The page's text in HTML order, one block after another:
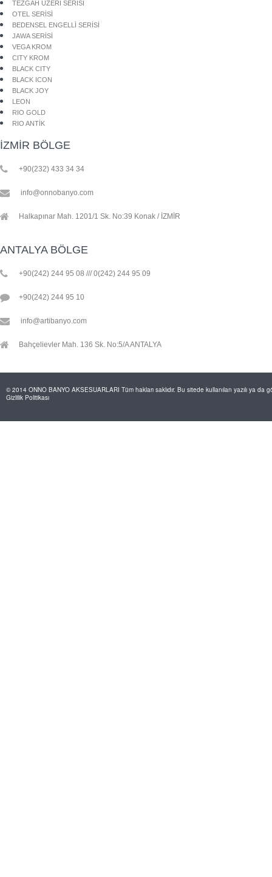
TEZGAH ÜZERİ SERİSİ
OTEL SERİSİ
BEDENSEL ENGELLİ SERİSİ
JAWA SERİSİ
VEGA KROM
CITY KROM
BLACK CITY
BLACK ICON
BLACK JOY
LEON
RIO GOLD
RIO ANTİK
İZMİR BÖLGE
+90(232) 433 34 34
info@onnobanyo.com
Halkapınar Mah. 1201/1 Sk. No:39 Konak / İZMİR
ANTALYA BÖLGE
+90(242) 244 95 08 /// 0(242) 244 95 09
+90(242) 244 95 10
info@artibanyo.com
Bahçelievler Mah. 136 Sk. No:5/A ANTALYA
© 2014 ONNO BANYO AKSESUARLARI Tüm hakları saklıdır. Bu sitede kullanılan yazılı ya da
Gizlilik Politikası